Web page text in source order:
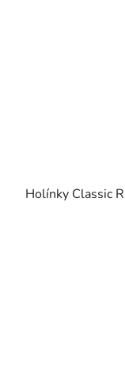
Holínky Classic